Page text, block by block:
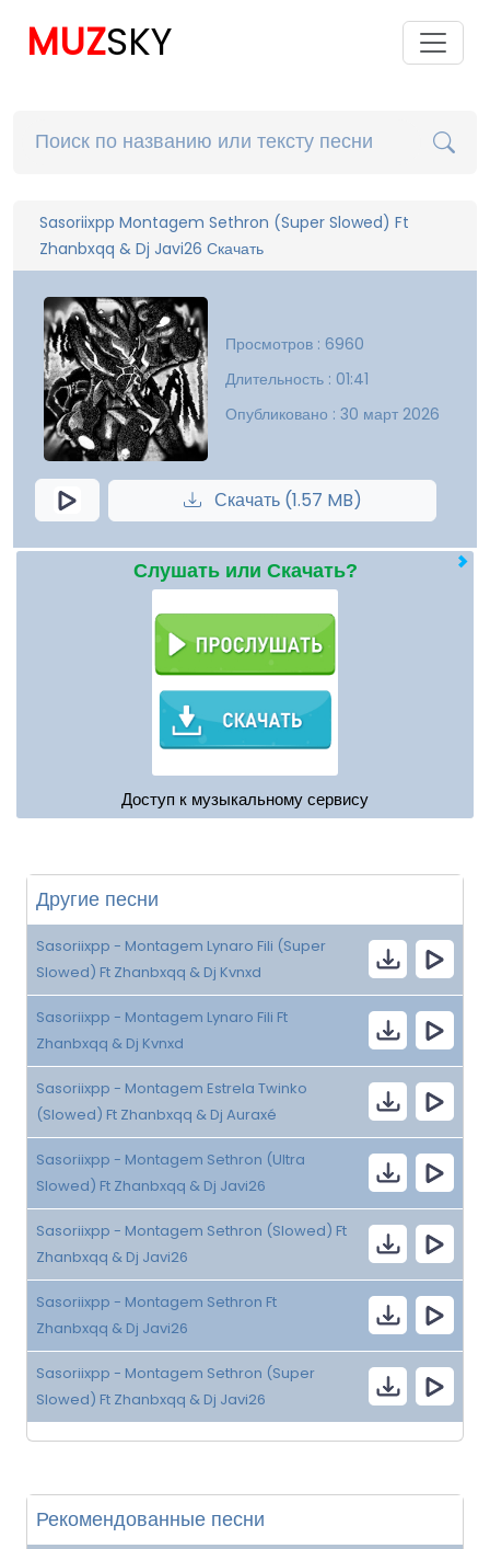
MUZSKY
Sasoriixpp Montagem Sethron (Super Slowed) Ft
Zhanbxqq & Dj Javi26 Скачать
Просмотров : 6960
Длительность : 01:41
Опубликовано : 30 март 2026
Скачать (1.57 MB)
Слушать или Скачать?
Доступ к музыкальному сервису
Другие песни
Sasoriixpp - Montagem Lynaro Fili (Super
Slowed) Ft Zhanbxqq & Dj Kvnxd
Sasoriixpp - Montagem Lynaro Fili Ft
Zhanbxqq & Dj Kvnxd
Sasoriixpp - Montagem Estrela Twinko
(Slowed) Ft Zhanbxqq & Dj Auraxé
Sasoriixpp - Montagem Sethron (Ultra
Slowed) Ft Zhanbxqq & Dj Javi26
Sasoriixpp - Montagem Sethron (Slowed) Ft
Zhanbxqq & Dj Javi26
Sasoriixpp - Montagem Sethron Ft
Zhanbxqq & Dj Javi26
Sasoriixpp - Montagem Sethron (Super
Slowed) Ft Zhanbxqq & Dj Javi26
Рекомендованные песни